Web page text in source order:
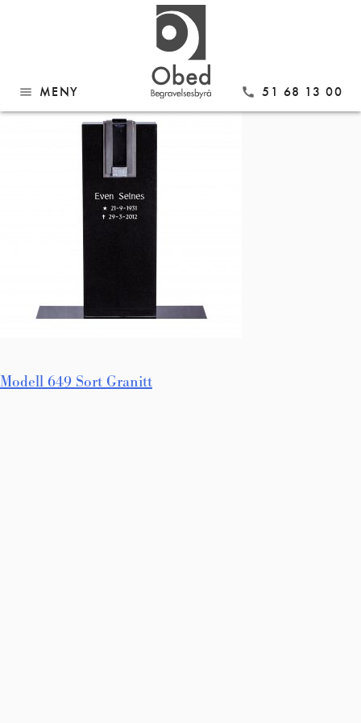
menu MENY call 51 68 13 00
Modell 649 Sort Granitt
Innleggsnavigasjon
Modell 649 Sort Granitt